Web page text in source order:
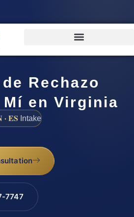
Rechazo
Mí en Virginia
· ES Intake
7747